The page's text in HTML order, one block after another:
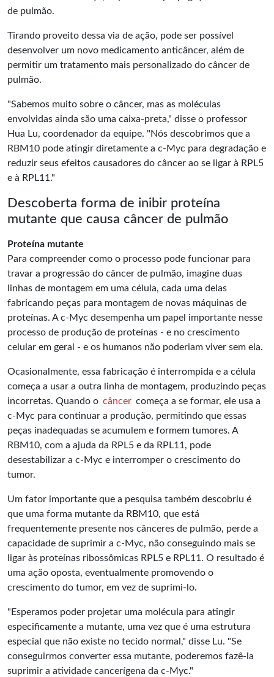
de pulmão.
Tirando proveito dessa via de ação, pode ser possível
desenvolver um novo medicamento anticâncer, além de
permitir um tratamento mais personalizado do câncer de
pulmão.
"Sabemos muito sobre o câncer, mas as moléculas
envolvidas ainda são uma caixa-preta," disse o professor
Hua Lu, coordenador da equipe. "Nós descobrimos que a
RBM10 pode atingir diretamente a c-Myc para degradação e
reduzir seus efeitos causadores do câncer ao se ligar à RPL5
e à RPL11."
Descoberta forma de inibir proteína
mutante que causa câncer de pulmão
Proteína mutante
Para compreender como o processo pode funcionar para
travar a progressão do câncer de pulmão, imagine duas
linhas de montagem em uma célula, cada uma delas
fabricando peças para montagem de novas máquinas de
proteínas. A c-Myc desempenha um papel importante nesse
processo de produção de proteínas - e no crescimento
celular em geral - e os humanos não poderiam viver sem ela.
Ocasionalmente, essa fabricação é interrompida e a célula
começa a usar a outra linha de montagem, produzindo peças
incorretas. Quando o câncer começa a se formar, ele usa a
c-Myc para continuar a produção, permitindo que essas
peças inadequadas se acumulem e formem tumores. A
RBM10, com a ajuda da RPL5 e da RPL11, pode
desestabilizar a c-Myc e interromper o crescimento do
tumor.
Um fator importante que a pesquisa também descobriu é
que uma forma mutante da RBM10, que está
frequentemente presente nos cânceres de pulmão, perde a
capacidade de suprimir a c-Myc, não conseguindo mais se
ligar às proteínas ribossômicas RPL5 e RPL11. O resultado é
uma ação oposta, eventualmente promovendo o
crescimento do tumor, em vez de suprimi-lo.
"Esperamos poder projetar uma molécula para atingir
especificamente a mutante, uma vez que é uma estrutura
especial que não existe no tecido normal," disse Lu. "Se
conseguirmos converter essa mutante, poderemos fazê-la
suprimir a atividade cancerígena da c-Myc."